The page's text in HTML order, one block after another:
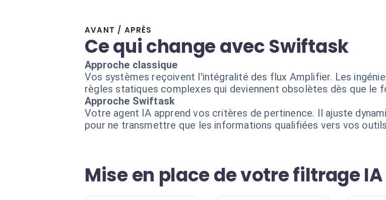
AVANT / APRÈS
Ce qui change avec Swiftask
Approche classique
Vos systèmes reçoivent l'intégralité des flux Amplifier. Les
règles statiques complexes qui deviennent obsolètes dès que le
Approche Swiftask
Votre agent IA apprend vos critères de pertinence. Il ajuste
pour ne transmettre que les informations qualifiées vers vos
Mise en place de votre filtrage